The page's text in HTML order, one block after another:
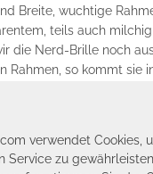
Breite, wuchtige
teils auch
die Nerd-Brille noch
Rahmen, so kommt sie
Modell ist übrigens
verwendet Cookies,
Service zu